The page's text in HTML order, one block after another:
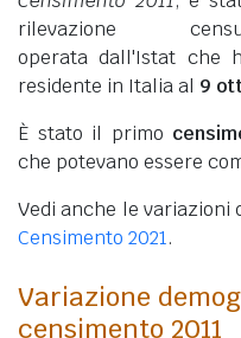
rilevazione
operata dall'Istat che
residente in Italia al 9
È stato il primo
che potevano essere
Vedi anche le
Censimento 2021.
Variazione
censimento 2011